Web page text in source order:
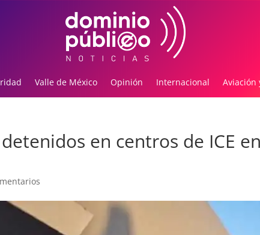
Valle de México Opinión Internacional Aviación
en centros de ICE en